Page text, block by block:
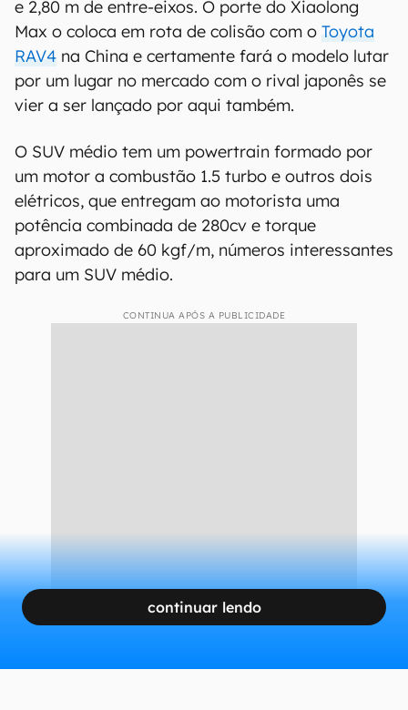
e 2,80 m de entre-eixos. O porte do Xiaolong
Max o coloca em rota de colisão com o Toyota
RAV4 na China e certamente fará o modelo lutar
por um lugar no mercado com o rival japonês se
vier a ser lançado por aqui também.
O SUV médio tem um powertrain formado por
um motor a combustão 1.5 turbo e outros dois
elétricos, que entregam ao motorista uma
potência combinada de 280cv e torque
aproximado de 60 kgf/m, números interessantes
para um SUV médio.
CONTINUA APÓS A PUBLICIDADE
continuar lendo